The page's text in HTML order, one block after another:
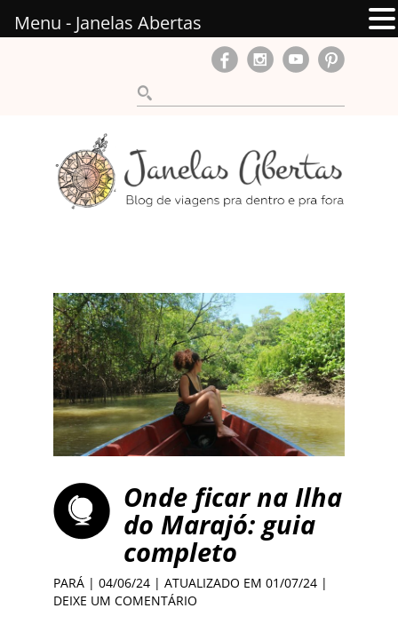
Onde ficar na Ilha
do Marajó: guia
completo
PARÁ | 04/06/24 | ATUALIZADO EM 01/07/24 |
DEIXE UM COMENTÁRIO
Menu - Janelas Abertas